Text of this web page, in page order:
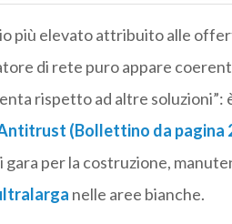
più elevato attribuito alle
di rete puro appare
rispetto ad altre soluzioni”:
(Bollettino da pagina
gara per la costruzione,
nelle aree bianche.